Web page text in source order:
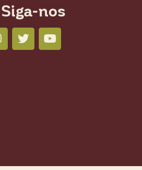
Siga-nos